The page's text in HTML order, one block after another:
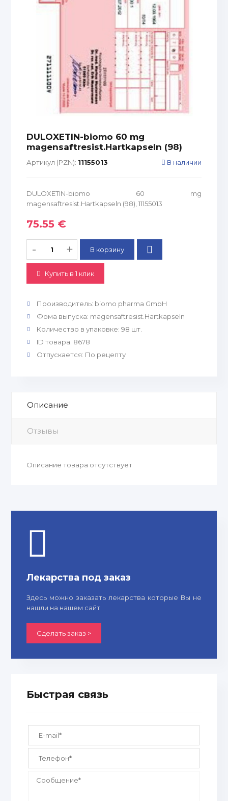
DULOXETIN-biomo 60 mg
magensaftresist.Hartkapseln (98)
Артикул (PZN): 11155013 В наличии
DULOXETIN-biomo 60 mg
magensaftresist.Hartkapseln (98), 11155013
75.55 €
- +
Купить в 1 клик
Производитель: biomo pharma GmbH
Фома выпуска: magensaftresist.Hartkapseln
Количество в упаковке: 98 шт.
ID товара: 8678
Отпускается: По рецепту
Описание
Отзывы
Описание товара отсутствует
Лекарства под заказ
Здесь можно заказать лекарства которые Вы не
нашли на нашем сайт
Сделать заказ >
Быстрая связь